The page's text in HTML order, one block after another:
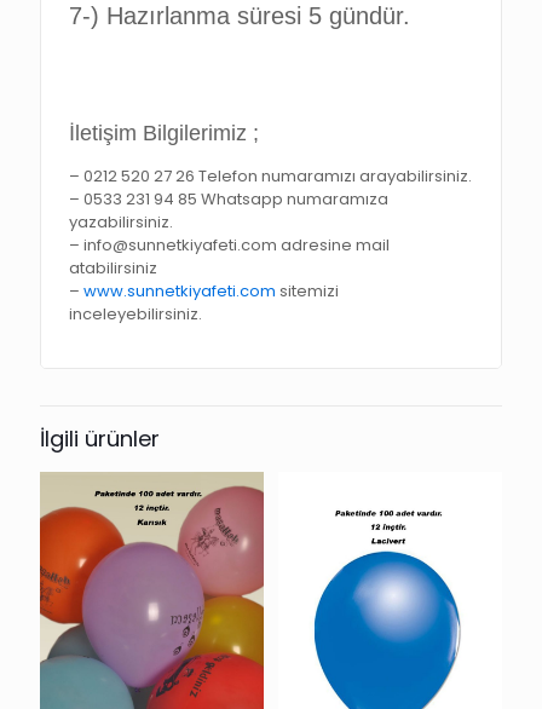
7-) Hazırlanma süresi 5 gündür.
İletişim Bilgilerimiz ;
– 0212 520 27 26 Telefon numaramızı arayabilirsiniz.
– 0533 231 94 85 Whatsapp numaramıza
yazabilirsiniz.
– info@sunnetkiyafeti.com adresine mail
atabilirsiniz
–www.sunnetkiyafeti.com sitemizi
inceleyebilirsiniz.
İlgili ürünler